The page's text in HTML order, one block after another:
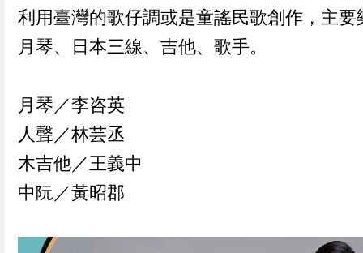
利用臺灣的歌仔調或是童謠民歌創作，主要
月琴、日本三線、吉他、歌手。
月琴／李咨英
人聲／林芸丞
木吉他／王義中
中阮／黃昭郡